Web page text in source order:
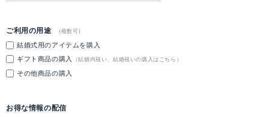
ご利用の用途 (複数可)
結婚式用のアイテムを購入
ギフト商品の購入
（結婚内祝い、結婚祝いの購入はこちら）
その他商品の購入
お得な情報の配信